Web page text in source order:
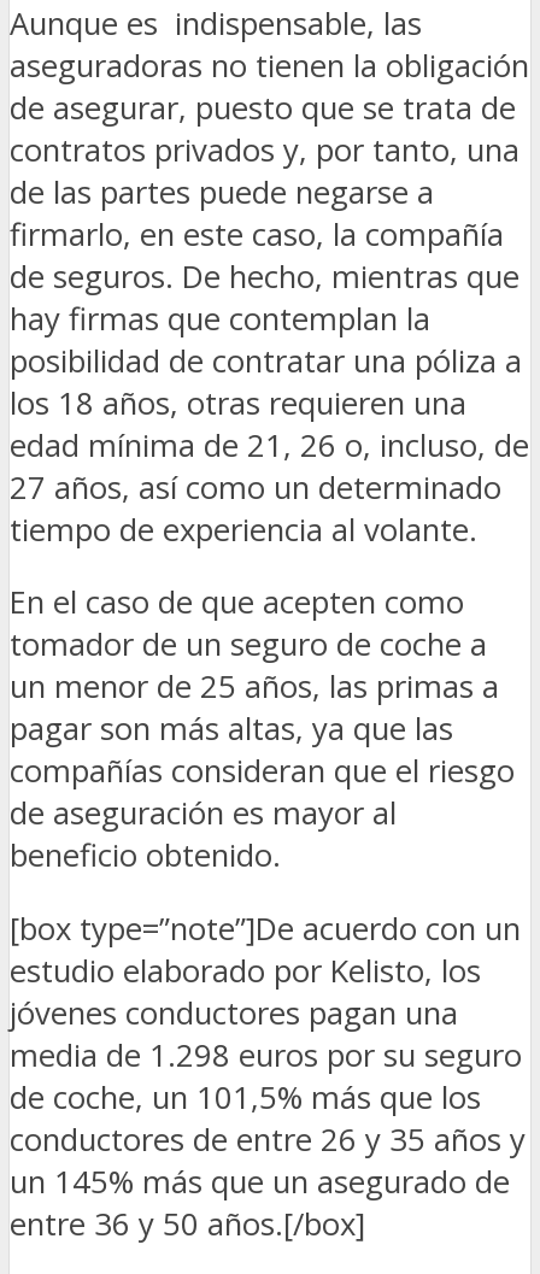
Aunque es indispensable, las
aseguradoras no tienen la obligación
de asegurar, puesto que se trata de
contratos privados y, por tanto, una
de las partes puede negarse a
firmarlo, en este caso, la compañía
de seguros. De hecho, mientras que
hay firmas que contemplan la
posibilidad de contratar una póliza a
los 18 años, otras requieren una
edad mínima de 21, 26 o, incluso, de
27 años, así como un determinado
tiempo de experiencia al volante.
En el caso de que acepten como
tomador de un seguro de coche a
un menor de 25 años, las primas a
pagar son más altas, ya que las
compañías consideran que el riesgo
de aseguración es mayor al
beneficio obtenido.
[box type=”note”]De acuerdo con un
estudio elaborado por Kelisto, los
jóvenes conductores pagan una
media de 1.298 euros por su seguro
de coche, un 101,5% más que los
conductores de entre 26 y 35 años y
un 145% más que un asegurado de
entre 36 y 50 años.[/box]